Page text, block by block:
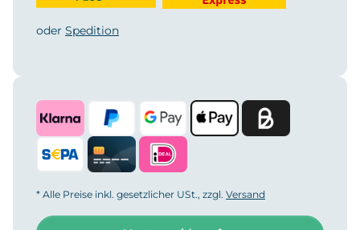
oder Spedition
* Alle Preise inkl. gesetzlicher USt., zzgl. Versand